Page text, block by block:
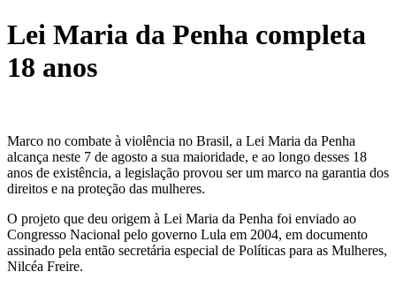
Lei Maria da Penha completa
18 anos
Marco no combate à violência no Brasil, a Lei Maria da Penha
alcança neste 7 de agosto a sua maioridade, e ao longo desses 18
anos de existência, a legislação provou ser um marco na garantia dos
direitos e na proteção das mulheres.
O projeto que deu origem à Lei Maria da Penha foi enviado ao
Congresso Nacional pelo governo Lula em 2004, em documento
assinado pela então secretária especial de Políticas para as Mulheres,
Nilcéa Freire.